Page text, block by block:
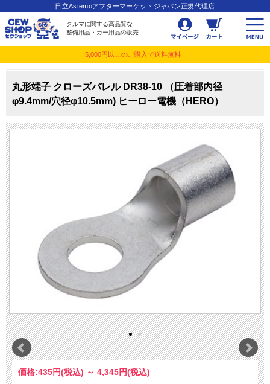
日立Astemoアフターマーケットジャパン正規代理店
クルマに関する高品質な
整備用品・カー用品の販売
5,000円以上のご購入で送料無料
丸形端子 クローズバレル DR38-10 （圧着部内径
φ9.4mm/穴径φ10.5mm) ヒーロー電機（HERO）
価格:435円(税込) ～ 4,345円(税込)